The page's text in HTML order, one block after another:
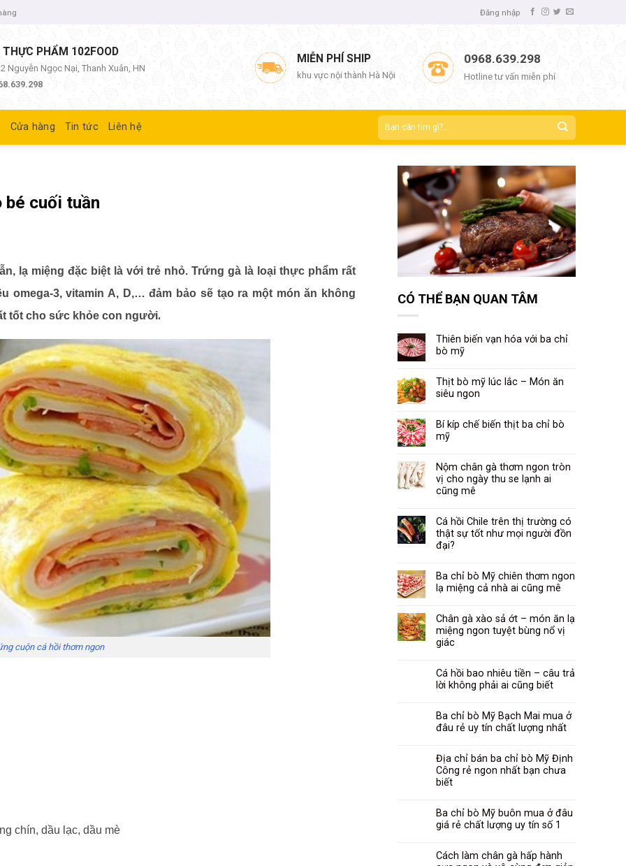
Đăng nhập
PHẨM 102FOOD
Nguyễn Ngọc Nại, Thanh Xuân, HN
MIỄN PHÍ SHIP
khu vực nội thành Hà Nội
0968.639.298
Hotline tư vấn miễn phí
Cửa hàng Tin tức Liên hệ
bé cuối tuần
lạ miệng đặc biệt là với trẻ nhỏ. Trứng gà là loại thực phẩm rất
omega-3, vitamin A, D,… đảm bảo sẽ tạo ra một món ăn không
tốt cho sức khỏe con người.
cuộn cá hồi thơm ngon
chín, dầu lạc, dầu mè
CÓ THỂ BẠN QUAN TÂM
Thiên biến vạn hóa với ba chỉ
bò mỹ
Thịt bò mỹ lúc lắc – Món ăn
siêu ngon
Bí kíp chế biến thịt ba chỉ bò
mỹ
Nộm chân gà thơm ngon tròn
vị cho ngày thu se lạnh ai
cũng mê
Cá hồi Chile trên thị trường có
thật sự tốt như mọi người đồn
đại?
Ba chỉ bò Mỹ chiên thơm ngon
lạ miệng cả nhà ai cũng mê
Chân gà xào sả ớt – món ăn lạ
miệng ngon tuyệt bùng nổ vị
giác
Cá hồi bao nhiêu tiền – câu trả
lời không phải ai cũng biết
Ba chỉ bò Mỹ Bạch Mai mua ở
đâu rẻ uy tín chất lượng nhất
Địa chỉ bán ba chỉ bò Mỹ Định
Công rẻ ngon nhất bạn chưa
biết
Ba chỉ bò Mỹ buôn mua ở đâu
giá rẻ chất lượng uy tín số 1
Cách làm chân gà hấp hành